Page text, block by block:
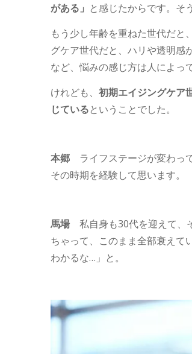
がある」 と感じたからです。そ
もう少し年齢を重ねた世代だと
グケア世代だと、ハリや透明感
など、悩みの感じ方は人によっ
けれども、 初期エイジングケア
じているということでした。
本郷 ライフステージが変わっ
その時期を経験して思います。
馬場 私自身も30代を迎えて、
ちゃって、このまま全部衰えて
わかるな…」と。